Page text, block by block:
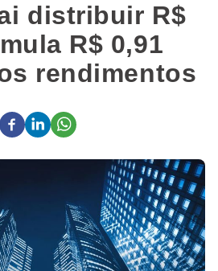
distribuir R$
R$ 0,91
rendimentos